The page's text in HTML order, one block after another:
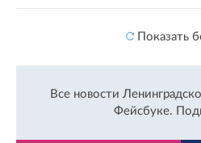
Показать
Все новости
Фейсбуке.